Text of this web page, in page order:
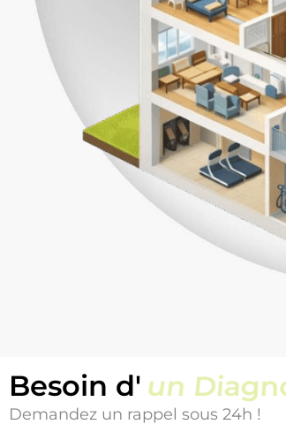
Besoin d' un
Demandez un rappel sous 24h !